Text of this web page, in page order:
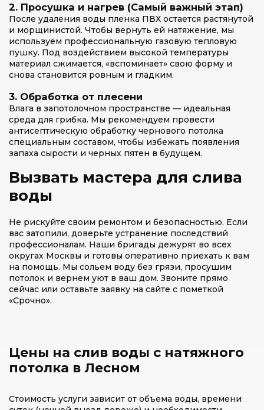
2. Просушка и нагрев (Самый важный этап)
После удаления воды пленка ПВХ остается растянутой
и морщинистой. Чтобы вернуть ей натяжение, мы
используем профессиональную газовую тепловую
пушку. Под воздействием высокой температуры
материал сжимается, «вспоминает» свою форму и
снова становится ровным и гладким.
3. Обработка от плесени
Влага в запотолочном пространстве — идеальная
среда для грибка. Мы рекомендуем провести
антисептическую обработку чернового потолка
специальным составом, чтобы избежать появления
запаха сырости и черных пятен в будущем.
Вызвать мастера для слива
воды
Не рискуйте своим ремонтом и безопасностью. Если
вас затопили, доверьте устранение последствий
профессионалам. Наши бригады дежурят во всех
округах Москвы и готовы оперативно приехать к вам
на помощь. Мы сольем воду без грязи, просушим
потолок и вернем уют в ваш дом. Звоните прямо
сейчас или оставьте заявку на сайте с пометкой
«Срочно».
Цены на слив воды с натяжного
потолка в Лесном
Стоимость услуги зависит от объема воды, времени